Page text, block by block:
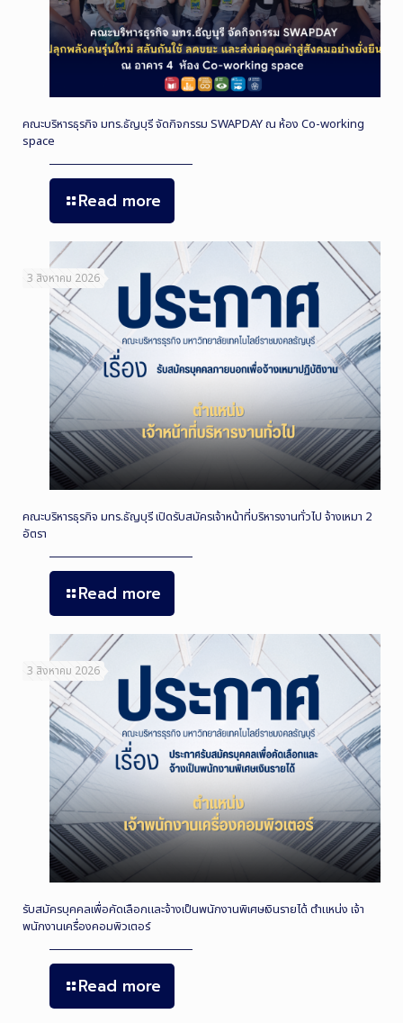
คณะบริหารธุรกิจ มทร.ธัญบุรี จัดกิจกรรม SWAPDAY ณ ห้อง Co-working
space
Read more
3 สิงหาคม 2026
คณะบริหารธุรกิจ มทร.ธัญบุรี เปิดรับสมัครเจ้าหน้าที่บริหารงานทั่วไป จ้างเหมา 2
อัตรา
Read more
3 สิงหาคม 2026
รับสมัครบุคคลเพื่อคัดเลือกและจ้างเป็นพนักงานพิเศษเงินรายได้ ตำแหน่ง เจ้า
พนักงานเครื่องคอมพิวเตอร์
Read more